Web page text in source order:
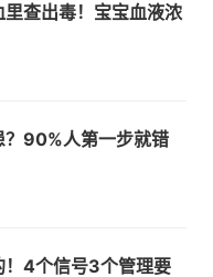
查出毒！宝宝血液浓
？90%人第一步就错
！4个信号3个管理要